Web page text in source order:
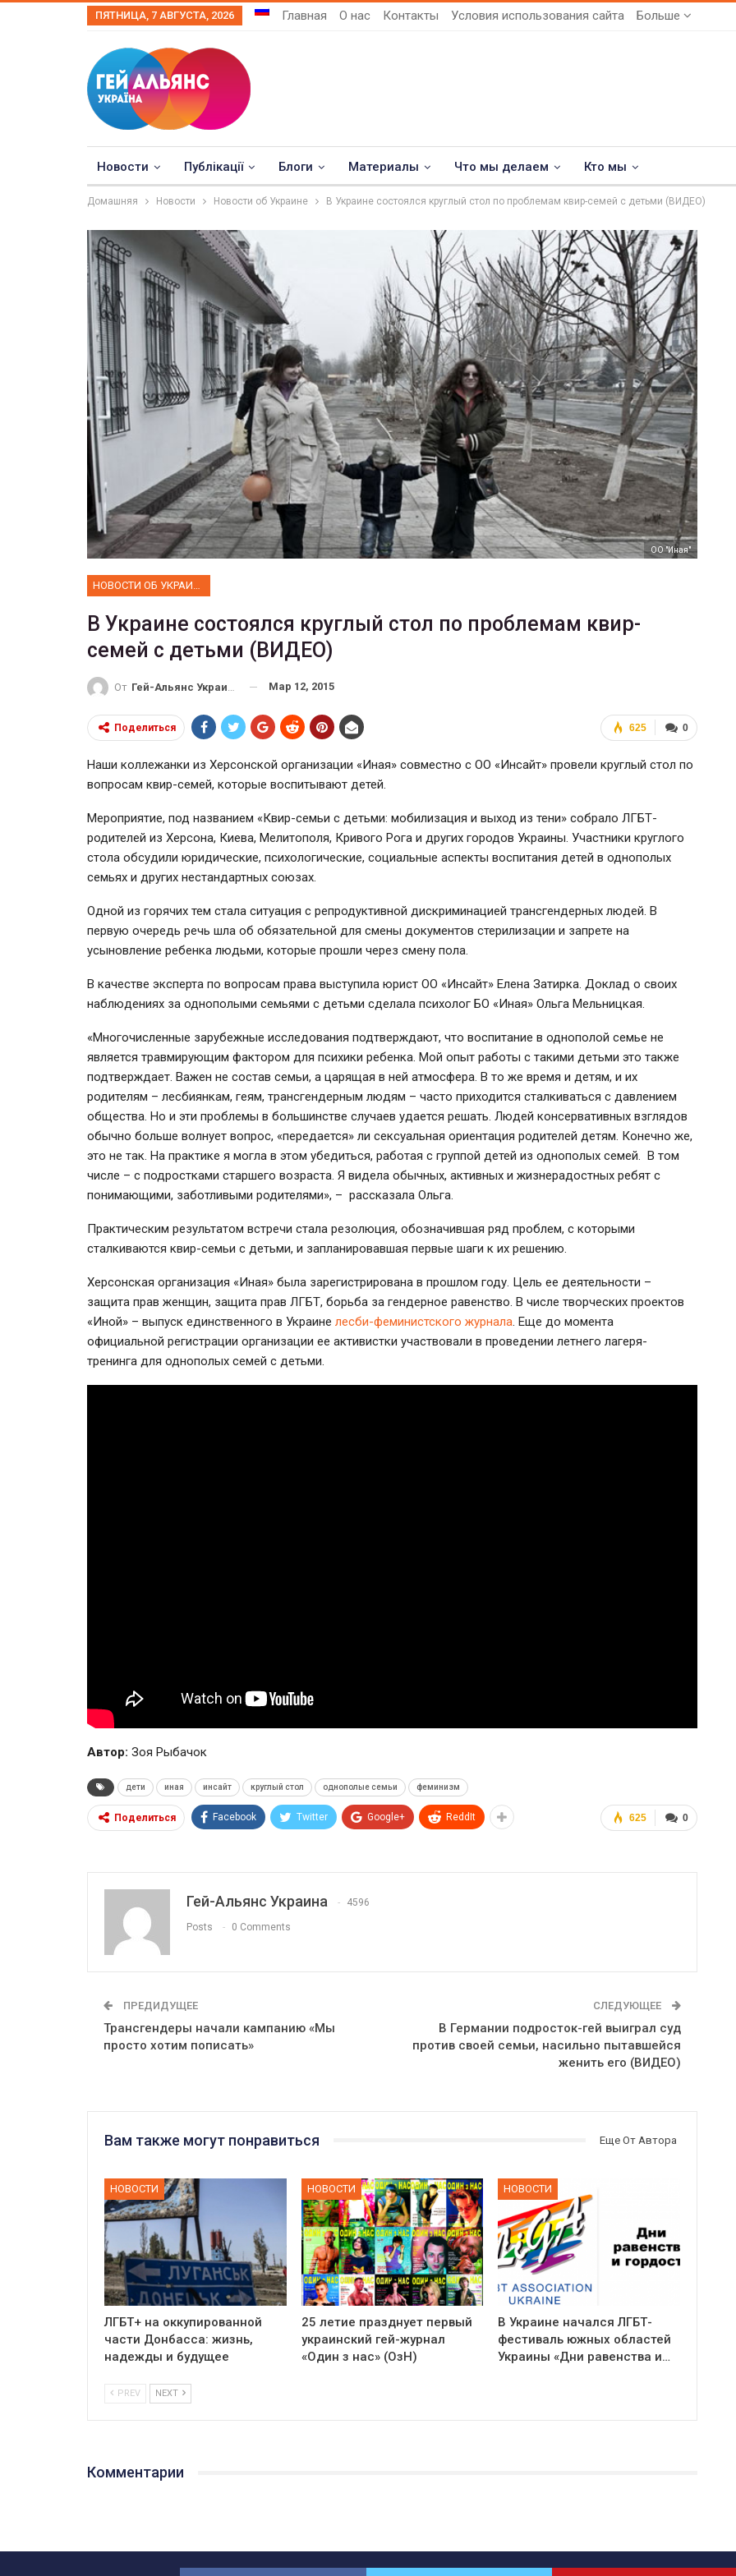
ПЯТНИЦА, 7 АВГУСТА, 2026 Главная О нас Контакты Условия использования сайта Больше
Новости Публікації Блоги Материалы Что мы делаем Кто мы
Домашняя Новости Новости об Украине В Украине состоялся круглый стол по проблемам квир-семей с детьми (ВИДЕО)
ОО "Иная"
НОВОСТИ ОБ УКРАИНЕ
В Украине состоялся круглый стол по проблемам квир-
семей с детьми (ВИДЕО)
От Гей-Альянс Украина Мар 12, 2015
0
625
Поделиться
Наши коллежанки из Херсонской организации «Иная» совместно с ОО «Инсайт» провели круглый стол по
вопросам квир-семей, которые воспитывают детей.
Мероприятие, под названием «Квир-семьи с детьми: мобилизация и выход из тени» собрало ЛГБТ-
родителей из Херсона, Киева, Мелитополя, Кривого Рога и других городов Украины. Участники круглого
стола обсудили юридические, психологические, социальные аспекты воспитания детей в однополых
семьях и других нестандартных союзах.
Одной из горячих тем стала ситуация с репродуктивной дискриминацией трансгендерных людей. В
первую очередь речь шла об обязательной для смены документов стерилизации и запрете на
усыновление ребенка людьми, которые прошли через смену пола.
В качестве эксперта по вопросам права выступила юрист ОО «Инсайт» Елена Затирка. Доклад о своих
наблюдениях за однополыми семьями с детьми сделала психолог БО «Иная» Ольга Мельницкая.
«Многочисленные зарубежные исследования подтверждают, что воспитание в однополой семье не
является травмирующим фактором для психики ребенка. Мой опыт работы с такими детьми это также
подтверждает. Важен не состав семьи, а царящая в ней атмосфера. В то же время и детям, и их
родителям – лесбиянкам, геям, трансгендерным людям – часто приходится сталкиваться с давлением
общества. Но и эти проблемы в большинстве случаев удается решать. Людей консервативных взглядов
обычно больше волнует вопрос, «передается» ли сексуальная ориентация родителей детям. Конечно же,
это не так. На практике я могла в этом убедиться, работая с группой детей из однополых семей. В том
числе – с подростками старшего возраста. Я видела обычных, активных и жизнерадостных ребят с
понимающими, заботливыми родителями», – рассказала Ольга.
Практическим результатом встречи стала резолюция, обозначившая ряд проблем, с которыми
сталкиваются квир-семьи с детьми, и запланировавшая первые шаги к их решению.
Херсонская организация «Иная» была зарегистрирована в прошлом году. Цель ее деятельности –
защита прав женщин, защита прав ЛГБТ, борьба за гендерное равенство. В числе творческих проектов
«Иной» – выпуск единственного в Украине лесби-феминистского журнала . Еще до момента
официальной регистрации организации ее активистки участвовали в проведении летнего лагеря-
тренинга для однополых семей с детьми.
Автор: Зоя Рыбачок
дети иная инсайт круглый стол однополые семьи феминизм
0
625
Поделиться Facebook Twitter Google+ ReddIt
Гей-Альянс Украина 4596
Posts 0 Comments
ПРЕДИДУЩЕЕ
Трансгендеры начали кампанию «Мы
просто хотим пописать»
СЛЕДУЮЩЕЕ
В Германии подросток-гей выиграл суд
против своей семьи, насильно пытавшейся
женить его (ВИДЕО)
Вам также могут понравиться Еще От Автора
НОВОСТИ
ЛГБТ+ на оккупированной
части Донбасса: жизнь,
надежды и будущее
НОВОСТИ
25 летие празднует первый
украинский гей-журнал
«Один з нас» (ОзН)
НОВОСТИ
В Украине начался ЛГБТ-
фестиваль южных областей
Украины «Дни равенства и…
PREV NEXT
Комментарии
ФОТО
Прайд в Тель-Авиве собрал 200
тысяч участников
ГЕЙ-АЛЬЯНС УКРАИНА Июн 10, 2017 0